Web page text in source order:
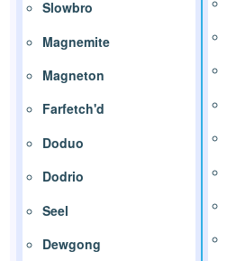
Slowbro
Magnemite
Magneton
Farfetch'd
Doduo
Dodrio
Seel
Dewgong